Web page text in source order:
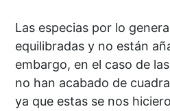
Las especias por lo
equilibradas y no están
embargo, en el caso de
no han acabado de
ya que estas se nos